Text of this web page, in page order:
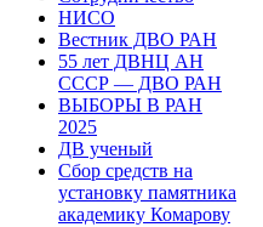
НИСО
Вестник ДВО РАН
55 лет ДВНЦ АН
СССР — ДВО РАН
ВЫБОРЫ В РАН
2025
ДВ ученый
Сбор средств на
установку памятника
академику Комарову